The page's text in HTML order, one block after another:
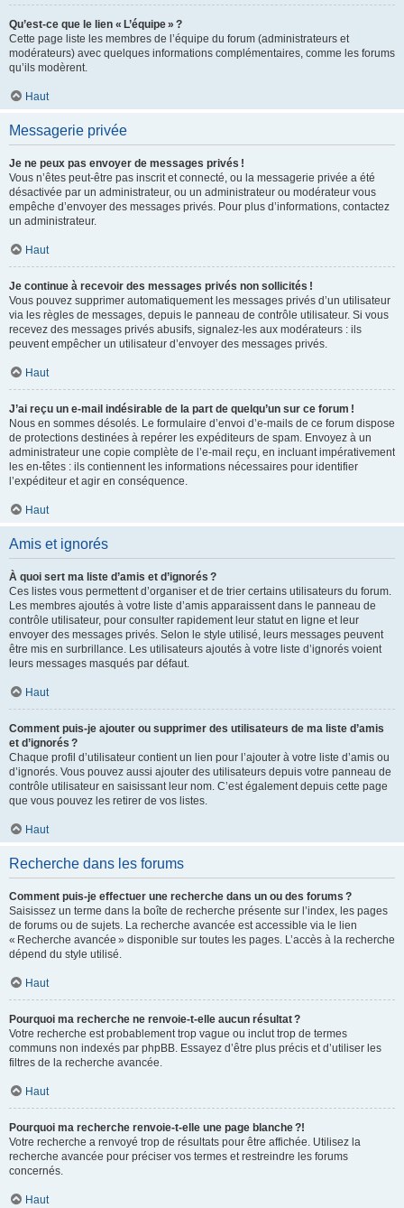
Qu’est-ce que le lien « L’équipe » ?
Cette page liste les membres de l’équipe du forum (administrateurs et
modérateurs) avec quelques informations complémentaires, comme les forums
qu’ils modèrent.
Haut
Messagerie privée
Je ne peux pas envoyer de messages privés !
Vous n’êtes peut-être pas inscrit et connecté, ou la messagerie privée a été
désactivée par un administrateur, ou un administrateur ou modérateur vous
empêche d’envoyer des messages privés. Pour plus d’informations, contactez
un administrateur.
Haut
Je continue à recevoir des messages privés non sollicités !
Vous pouvez supprimer automatiquement les messages privés d’un utilisateur
via les règles de messages, depuis le panneau de contrôle utilisateur. Si vous
recevez des messages privés abusifs, signalez-les aux modérateurs : ils
peuvent empêcher un utilisateur d’envoyer des messages privés.
Haut
J’ai reçu un e-mail indésirable de la part de quelqu’un sur ce forum !
Nous en sommes désolés. Le formulaire d’envoi d’e-mails de ce forum dispose
de protections destinées à repérer les expéditeurs de spam. Envoyez à un
administrateur une copie complète de l’e-mail reçu, en incluant impérativement
les en-têtes : ils contiennent les informations nécessaires pour identifier
l’expéditeur et agir en conséquence.
Haut
Amis et ignorés
À quoi sert ma liste d’amis et d’ignorés ?
Ces listes vous permettent d’organiser et de trier certains utilisateurs du forum.
Les membres ajoutés à votre liste d’amis apparaissent dans le panneau de
contrôle utilisateur, pour consulter rapidement leur statut en ligne et leur
envoyer des messages privés. Selon le style utilisé, leurs messages peuvent
être mis en surbrillance. Les utilisateurs ajoutés à votre liste d’ignorés voient
leurs messages masqués par défaut.
Haut
Comment puis-je ajouter ou supprimer des utilisateurs de ma liste d’amis
et d’ignorés ?
Chaque profil d’utilisateur contient un lien pour l’ajouter à votre liste d’amis ou
d’ignorés. Vous pouvez aussi ajouter des utilisateurs depuis votre panneau de
contrôle utilisateur en saisissant leur nom. C’est également depuis cette page
que vous pouvez les retirer de vos listes.
Haut
Recherche dans les forums
Comment puis-je effectuer une recherche dans un ou des forums ?
Saisissez un terme dans la boîte de recherche présente sur l’index, les pages
de forums ou de sujets. La recherche avancée est accessible via le lien
« Recherche avancée » disponible sur toutes les pages. L’accès à la recherche
dépend du style utilisé.
Haut
Pourquoi ma recherche ne renvoie-t-elle aucun résultat ?
Votre recherche est probablement trop vague ou inclut trop de termes
communs non indexés par phpBB. Essayez d’être plus précis et d’utiliser les
filtres de la recherche avancée.
Haut
Pourquoi ma recherche renvoie-t-elle une page blanche ?!
Votre recherche a renvoyé trop de résultats pour être affichée. Utilisez la
recherche avancée pour préciser vos termes et restreindre les forums
concernés.
Haut